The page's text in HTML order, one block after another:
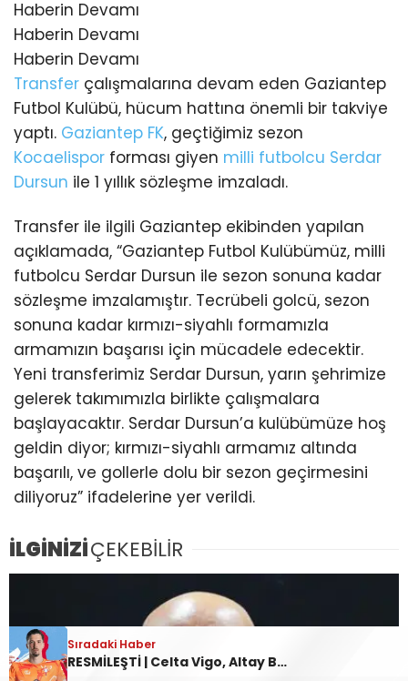
Haberin Devamı
Haberin Devamı
Haberin Devamı
Transfer çalışmalarına devam eden Gaziantep
Futbol Kulübü, hücum hattına önemli bir takviye
yaptı. Gaziantep FK, geçtiğimiz sezon
Kocaelispor forması giyen milli futbolcu Serdar
Dursun ile 1 yıllık sözleşme imzaladı.
Transfer ile ilgili Gaziantep ekibinden yapılan
açıklamada, “Gaziantep Futbol Kulübümüz, milli
futbolcu Serdar Dursun ile sezon sonuna kadar
sözleşme imzalamıştır. Tecrübeli golcü, sezon
sonuna kadar kırmızı-siyahlı formamızla
armamızın başarısı için mücadele edecektir.
Yeni transferimiz Serdar Dursun, yarın şehrimize
gelerek takımımızla birlikte çalışmalara
başlayacaktır. Serdar Dursun’a kulübümüze hoş
geldin diyor; kırmızı-siyahlı armamız altında
başarılı, ve gollerle dolu bir sezon geçirmesini
diliyoruz” ifadelerine yer verildi.
İLGİNİZİÇEKEBİLİR
Sıradaki Haber
RESMİLEŞTİ | Celta Vigo, Altay Bayındır’ı kiralık olarak kadrosuna kattı